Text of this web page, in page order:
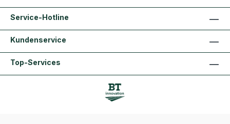
Service-Hotline
Kundenservice
Top-Services